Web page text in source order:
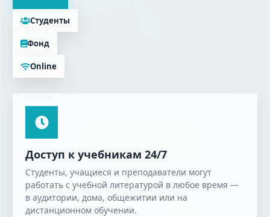
Студенты
Фонд
Online
Доступ к учебникам 24/7
Студенты, учащиеся и преподаватели могут
работать с учебной литературой в любое время —
в аудитории, дома, общежитии или на
дистанционном обучении.